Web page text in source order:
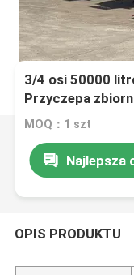
3/4 osi 50000
Przyczepa
MOQ：1 szt
Najlepsza
OPIS PRODUKTU